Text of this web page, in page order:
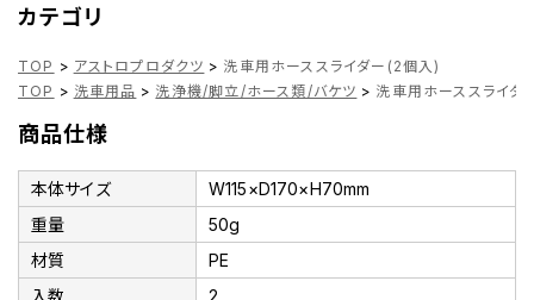
カテゴリ
TOP > アストロプロダクツ > 洗車用ホーススライダー(2個入)
TOP > 洗車用品 > 洗浄機/脚立/ホース類/バケツ > 洗車用ホーススライダ
商品仕様
本体サイズ
W115×D170×H70mm
重量
50g
材質
PE